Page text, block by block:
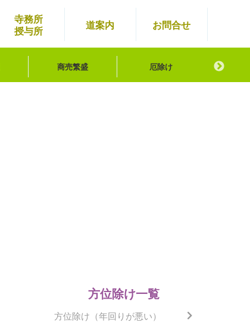
寺務所
授与所
道案内 お問合せ
商売繁盛 厄除け
方位除け一覧
方位除け（年回りが悪い）